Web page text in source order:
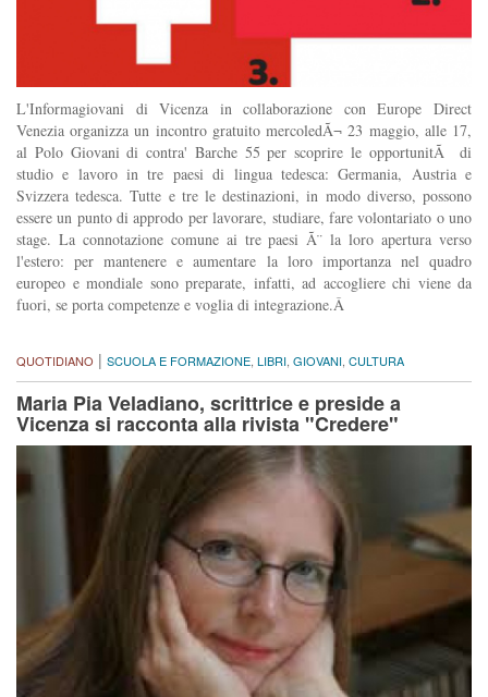
L'Informagiovani di Vicenza in collaborazione con Europe Direct
Venezia organizza un incontro gratuito mercoledÃ¬ 23 maggio, alle 17,
al Polo Giovani di contra' Barche 55 per scoprire le opportunitÃ di
studio e lavoro in tre paesi di lingua tedesca: Germania, Austria e
Svizzera tedesca. Tutte e tre le destinazioni, in modo diverso, possono
essere un punto di approdo per lavorare, studiare, fare volontariato o uno
stage. La connotazione comune ai tre paesi Ã¨ la loro apertura verso
l'estero: per mantenere e aumentare la loro importanza nel quadro
europeo e mondiale sono preparate, infatti, ad accogliere chi viene da
fuori, se porta competenze e voglia di integrazione.Â
QUOTIDIANO | SCUOLA E FORMAZIONE LIBRI GIOVANI CULTURA
Maria Pia Veladiano, scrittrice e preside a
Vicenza si racconta alla rivista "Credere"